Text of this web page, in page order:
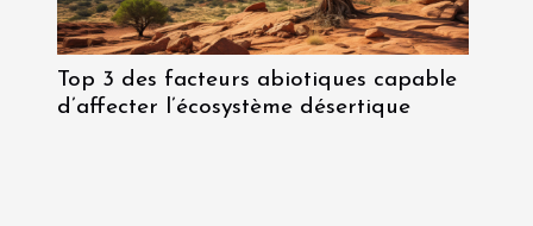
Top 3 des facteurs abiotiques capable
d’affecter l’écosystème désertique